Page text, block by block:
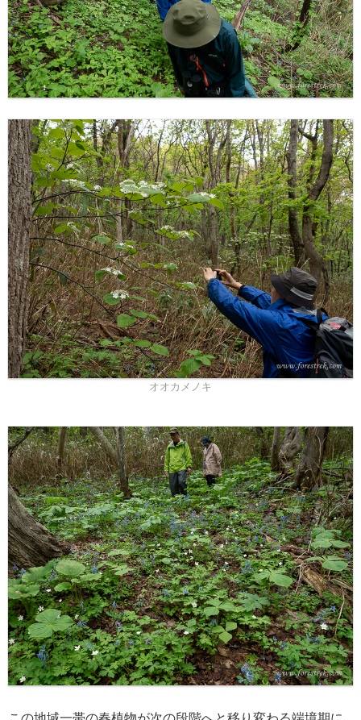
オオカメノキ